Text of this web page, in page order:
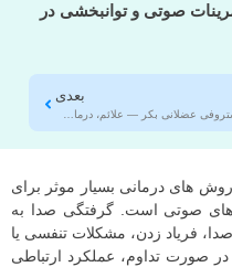
صوتی و توانبخشی در
بعدی
دیستروفی عضلانی بکر — علائم، درمان و کاردرمانی تخصصی
های درمانی بسیار موثر برای
صوتی است. گرفتگی صدا به
فریاد زدن، مشکلات تنفسی یا
صورت تداوم، عملکرد ارتباطی